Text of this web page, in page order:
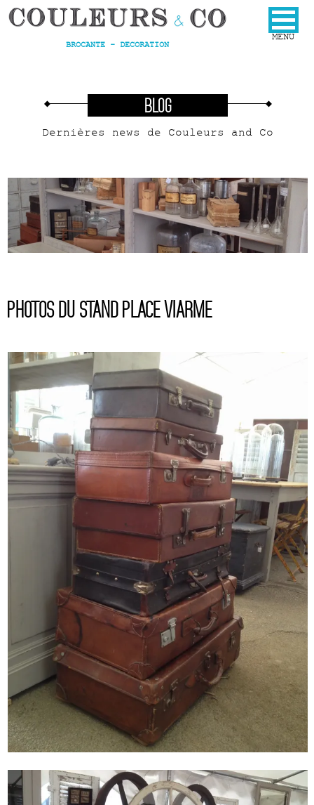
BROCANTE - DECORATION
BLOG
Dernières news de Couleurs and Co
Photos du stand place Viarme